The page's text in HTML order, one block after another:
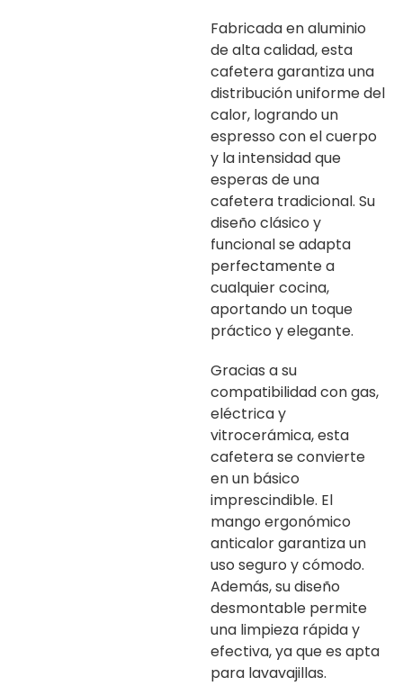
Fabricada en aluminio
de alta calidad, esta
cafetera garantiza una
distribución uniforme del
calor, logrando un
espresso con el cuerpo
y la intensidad que
esperas de una
cafetera tradicional. Su
diseño clásico y
funcional se adapta
perfectamente a
cualquier cocina,
aportando un toque
práctico y elegante.
Gracias a su
compatibilidad con gas,
eléctrica y
vitrocerámica, esta
cafetera se convierte
en un básico
imprescindible. El
mango ergonómico
anticalor garantiza un
uso seguro y cómodo.
Además, su diseño
desmontable permite
una limpieza rápida y
efectiva, ya que es apta
para lavavajillas.